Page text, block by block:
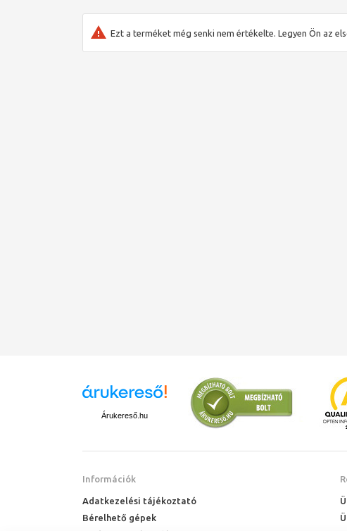
Ezt a terméket még senki nem értékelte. Legyen Ön az
Árukereső.hu
Információk
Adatkezelési tájékoztató
Bérelhető gépek